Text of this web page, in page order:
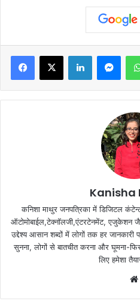
Facebook
X LinkedIn
Kanisha
कनिशा माथुर जनपत्रिका में डिजिटल
ऑटोमोबाईल,टेक्नॉलजी,एंटरटेनमेंट, एजुकेशन
उद्देश्य आसान शब्दों में लोगों तक हर
सुनना, लोगों से बातचीत करना और घूमना-
लिए हमेशा